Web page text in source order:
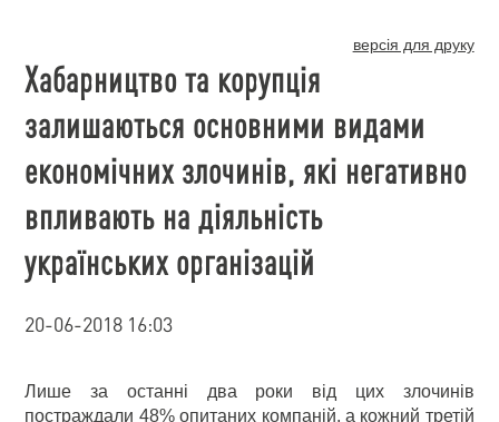
версія для друку
Хабарництво та корупція
залишаються основними видами
економічних злочинів, які негативно
впливають на діяльність
українських організацій
20-06-2018 16:03
Лише за останні два роки від цих злочинів
постраждали 48% опитаних компаній, а кожний третій